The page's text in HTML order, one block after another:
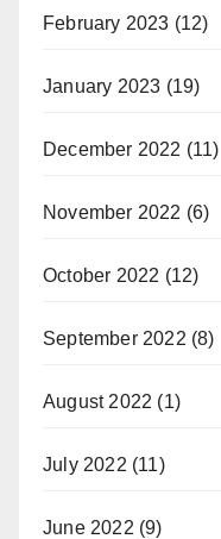
February 2023 (12)
January 2023 (19)
December 2022 (11)
November 2022 (6)
October 2022 (12)
September 2022 (8)
August 2022 (1)
July 2022 (11)
June 2022 (9)